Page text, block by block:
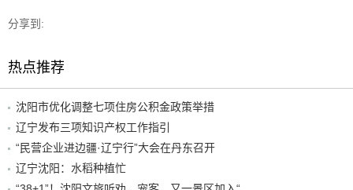
分享到:
热点推荐
沈阳市优化调整七项住房公积金政策举措
辽宁发布三项知识产权工作指引
“民营企业进边疆·辽宁行”大会在丹东召开
辽宁沈阳：水稻种植忙